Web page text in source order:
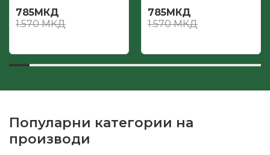
785МКД
1.570МКД
785МКД
1.570МКД
Популарни категории на
производи